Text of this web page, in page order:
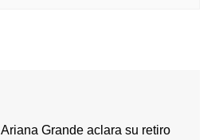
Ariana Grande aclara su retiro